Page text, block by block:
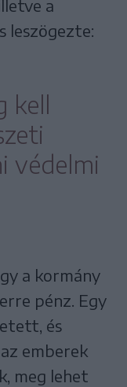
a
leszögezte:
kell
védelmi
a kormány
pénz. Egy
és
emberek
meg lehet